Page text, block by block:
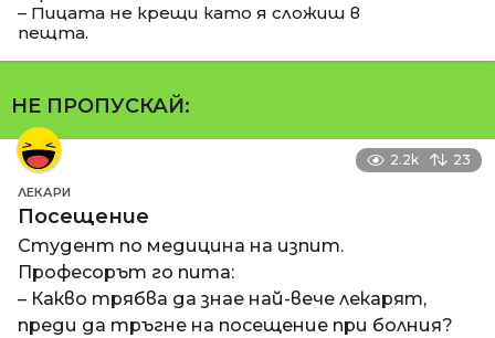
– Пицата не крещи като я сложиш в
пещта.
НЕ ПРОПУСКАЙ:
2.2k 23
ЛЕКАРИ
Посещение
Студент по медицина на изпит.
Професорът го пита:
– Какво трябва да знае най-вече лекарят,
преди да тръгне на посещение при болния?